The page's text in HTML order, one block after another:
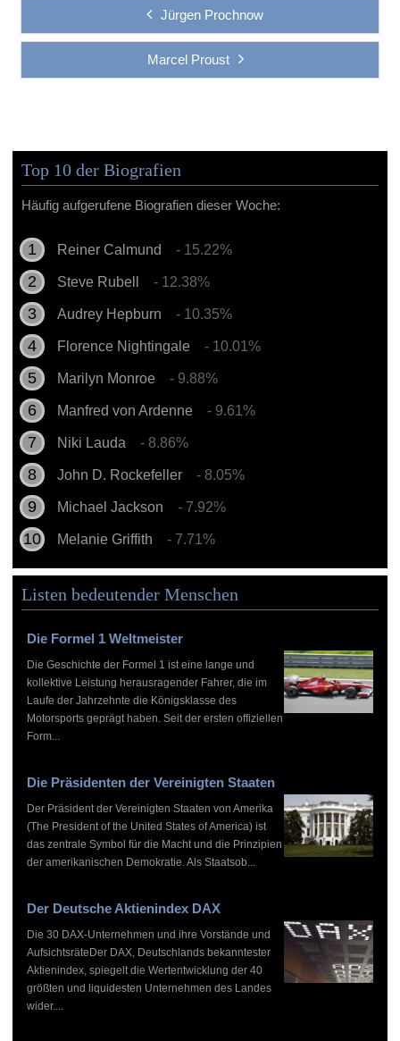
Jürgen Prochnow
Marcel Proust
Top 10 der Biografien
Häufig aufgerufene Biografien dieser Woche:
Reiner Calmund - 15.22%
Steve Rubell - 12.38%
Audrey Hepburn - 10.35%
Florence Nightingale - 10.01%
Marilyn Monroe - 9.88%
Manfred von Ardenne - 9.61%
Niki Lauda - 8.86%
John D. Rockefeller - 8.05%
Michael Jackson - 7.92%
Melanie Griffith - 7.71%
Listen bedeutender Menschen
Die Formel 1 Weltmeister
Die Geschichte der Formel 1 ist eine lange und
kollektive Leistung herausragender Fahrer, die im
Laufe der Jahrzehnte die Königsklasse des
Motorsports geprägt haben. Seit der ersten offiziellen
Form...
Die Präsidenten der Vereinigten Staaten
Der Präsident der Vereinigten Staaten von Amerika
(The President of the United States of America) ist
das zentrale Symbol für die Macht und die Prinzipien
der amerikanischen Demokratie. Als Staatsob...
Der Deutsche Aktienindex DAX
Die 30 DAX-Unternehmen und ihre Vorstände und
AufsichtsräteDer DAX, Deutschlands bekanntester
Aktienindex, spiegelt die Wertentwicklung der 40
größten und liquidesten Unternehmen des Landes
wider....